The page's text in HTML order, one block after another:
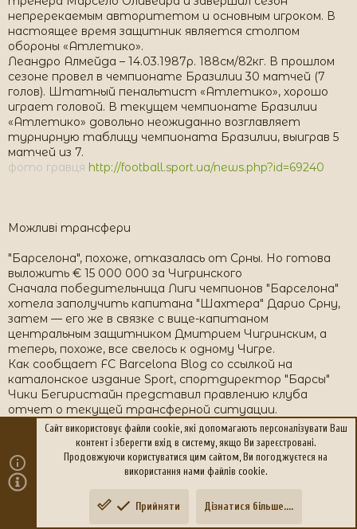
непререкаемым авторитетом и основным игроком. В
настоящее время защитник является столпом
обороны «Атлетико».
Леандро Алмейда – 14.03.1987р. 188см/82кг. В прошлом
сезоне провел в чемпионате Бразилии 30 матчей (7
голов). Штатный пенальтист «Атлетико», хорошо
играет головой. В текущем чемпионате Бразилии
«Атлетико» довольно неожиданно возглавляет
турнирную таблицу чемпионата Бразилии, выиграв 5
матчей из 7.
фото гравця http://football.sport.ua/news.php?id=69240
Можливі трансфери
"Барселона", похоже, отказалась от Срны. Но готова
выложить € 15 000 000 за Чигринского
Сначала победительница Лиги чемпионов "Барселона"
хотела заполучить капитана "Шахтера" Дарио Срну,
затем — его же в связке с вице-капитаном
центральным защитником Дмитрием Чигринским, а
теперь, похоже, все свелось к одному Чигре.
Как сообщает FC Barcelona Blog со ссылкой на
каталонское издание Sport, спортдиректор "Барсы"
Чики Бегиристайн представил правлению клуба
отчет о текущей трансферной ситуации.
Особое внимание уделялось вопросам приобретений в
защитную линию. По результатам этого отчета
были сделаны следующие выводы.
Первое — возможность покупки Срны больше не
рассматривается ввиду его большой зарплаты.
Второе — кандидатура защитника "Порту" Бруно
Алвеша пристально изучается, но пока "Барса" не
Зверху
Сайт використовує файли cookie, які допомагають персоналізувати Ваш
контент і зберегти вхід в систему, якщо Ви зареєстровані.
Продовжуючи користуватися цим сайтом, Ви погоджуєтеся на
використання нами файлів cookie.
Прийняти Дізнатися більше....